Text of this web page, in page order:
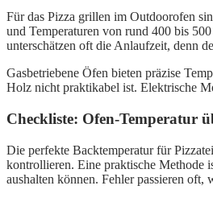
Für das Pizza grillen im Outdoorofen
und Temperaturen von rund 400 bis
unterschätzen oft die Anlaufzeit, denn
Gasbetriebene Öfen bieten präzise
Holz nicht praktikabel ist. Elektrische
Checkliste: Ofen-Temperatur
Die perfekte Backtemperatur für
kontrollieren. Eine praktische Methode
aushalten können. Fehler passieren